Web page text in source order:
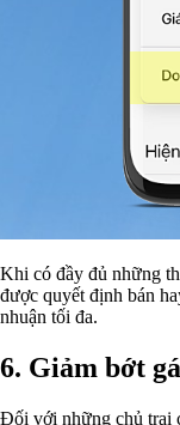
Khi có đầy đủ những
được quyết định bán
nhuận tối đa.
6. Giảm bớt
Đối với những chủ trại